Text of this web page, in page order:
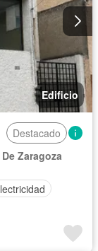
Edificio
Destacado
Zaragoza